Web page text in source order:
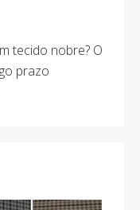
tecido nobre? O
prazo